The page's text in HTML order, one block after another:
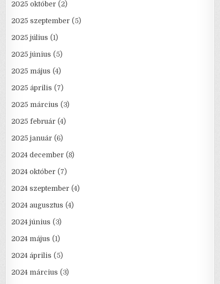
2025 október (2)
2025 szeptember (5)
2025 július (1)
2025 június (5)
2025 május (4)
2025 április (7)
2025 március (3)
2025 február (4)
2025 január (6)
2024 december (8)
2024 október (7)
2024 szeptember (4)
2024 augusztus (4)
2024 június (3)
2024 május (1)
2024 április (5)
2024 március (3)